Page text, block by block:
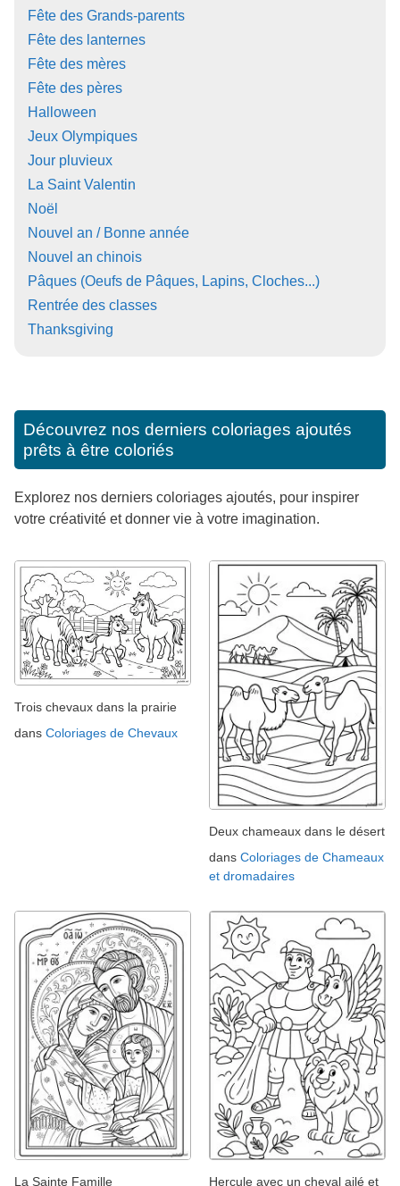
Fête des Grands-parents
Fête des lanternes
Fête des mères
Fête des pères
Halloween
Jeux Olympiques
Jour pluvieux
La Saint Valentin
Noël
Nouvel an / Bonne année
Nouvel an chinois
Pâques (Oeufs de Pâques, Lapins, Cloches...)
Rentrée des classes
Thanksgiving
Découvrez nos derniers coloriages ajoutés
prêts à être coloriés
Explorez nos derniers coloriages ajoutés, pour inspirer
votre créativité et donner vie à votre imagination.
Trois chevaux dans la prairie
dans Coloriages de Chevaux
Deux chameaux dans le désert
dans Coloriages de Chameaux
et dromadaires
La Sainte Famille Hercule avec un cheval ailé et